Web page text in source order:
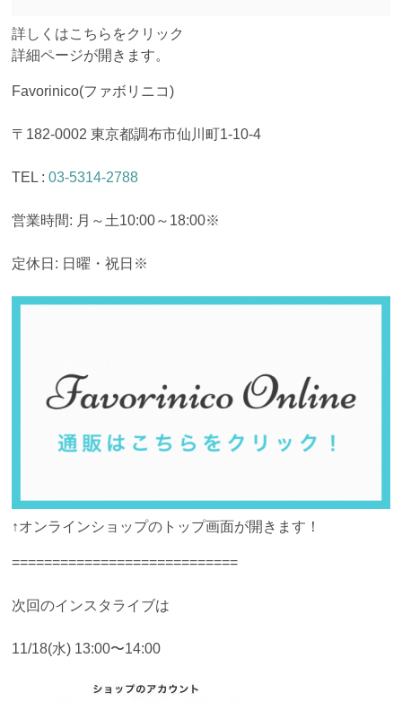
詳しくはこちらをクリック
詳細ページが開きます。
Favorinico(ファボリニコ)
〒182-0002 東京都調布市仙川町1-10-4
TEL :03-5314-2788
営業時間: 月～土10:00～18:00※
定休日: 日曜・祝日※
↑オンラインショップのトップ画面が開きます！
============================
次回のインスタライブは
11/18(水) 13:00〜14:00